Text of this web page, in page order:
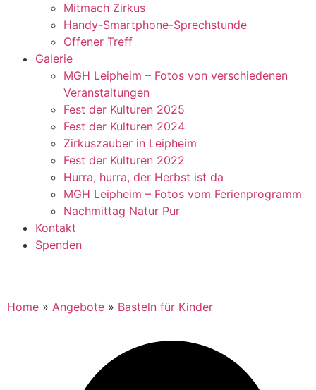
Mitmach Zirkus
Handy-Smartphone-Sprechstunde
Offener Treff
Galerie
MGH Leipheim – Fotos von verschiedenen
Veranstaltungen
Fest der Kulturen 2025
Fest der Kulturen 2024
Zirkuszauber in Leipheim
Fest der Kulturen 2022
Hurra, hurra, der Herbst ist da
MGH Leipheim – Fotos vom Ferienprogramm
Nachmittag Natur Pur
Kontakt
Spenden
Home » Angebote » Basteln für Kinder